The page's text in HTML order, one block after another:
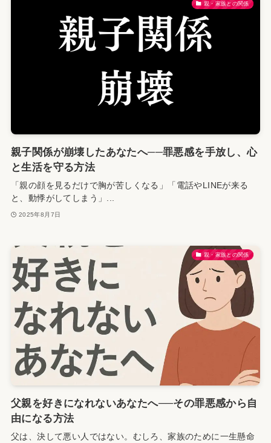
親・家族との関係
親子関係が崩壊したあなたへ──罪悪感を手放し、心
と生活を守る方法
「親の顔を見るだけで胸が苦しくなる」「電話やLINEが来る
と、動悸がしてしまう」...
2025年8月7日
親・家族との関係
父親を好きになれないあなたへ──その罪悪感から自
由になる方法
父は、決して悪い人ではない。むしろ、家族のために一生懸命